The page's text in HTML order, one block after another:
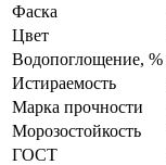
Фаска
Цвет
Водопоглощение, %
Истираемость
Марка прочности
Морозостойкость
ГОСТ